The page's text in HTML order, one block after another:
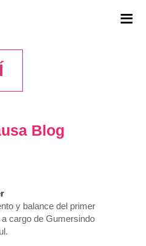
Blog
y balance del primer
cargo de Gumersindo